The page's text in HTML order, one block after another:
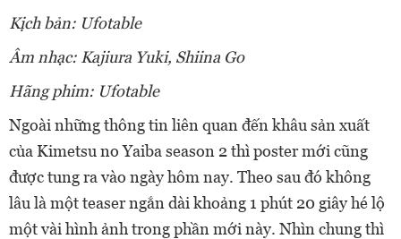
Kịch bản: Ufotable
Âm nhạc: Kajiura Yuki, Shiina Go
Hãng phim: Ufotable
Ngoài những thông tin liên quan đến khâu sản xuất
của Kimetsu no Yaiba season 2 thì poster mới cũng
được tung ra vào ngày hôm nay. Theo sau đó không
lâu là một teaser ngắn dài khoảng 1 phút 20 giây hé lộ
một vài hình ảnh trong phần mới này. Nhìn chung thì